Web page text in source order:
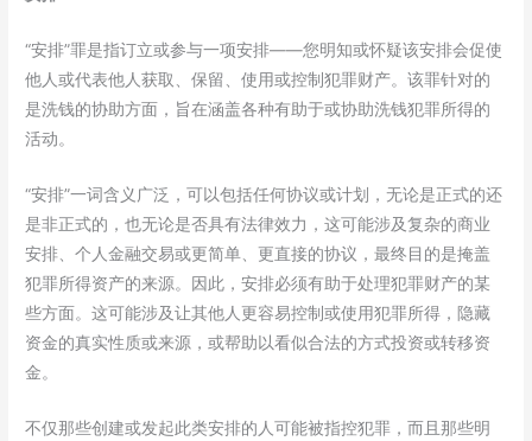
“安排”罪是指订立或参与一项安排——您明知或怀疑该安排会促使
他人或代表他人获取、保留、使用或控制犯罪财产。该罪针对的
是洗钱的协助方面，旨在涵盖各种有助于或协助洗钱犯罪所得的
活动。
“安排”一词含义广泛，可以包括任何协议或计划，无论是正式的还
是非正式的，也无论是否具有法律效力，这可能涉及复杂的商业
安排、个人金融交易或更简单、更直接的协议，最终目的是掩盖
犯罪所得资产的来源。因此，安排必须有助于处理犯罪财产的某
些方面。这可能涉及让其他人更容易控制或使用犯罪所得，隐藏
资金的真实性质或来源，或帮助以看似合法的方式投资或转移资
金。
不仅那些创建或发起此类安排的人可能被指控犯罪，而且那些明